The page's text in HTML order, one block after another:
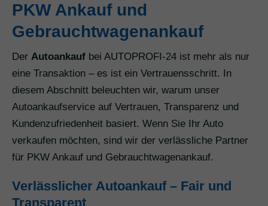
PKW Ankauf und
Gebrauchtwagenankauf
Der Autoankauf bei AUTOPROFI-24 ist mehr als nur
eine Transaktion – es ist ein Vertrauensschritt. In
diesem Abschnitt beleuchten wir, warum unser
Autoankaufservice auf Vertrauen, Transparenz und
Kundenzufriedenheit basiert. Wenn Sie Ihr Auto
verkaufen möchten, sind wir der verlässliche Partner
für PKW Ankauf und Gebrauchtwagenankauf.
Verlässlicher Autoankauf – Fair und
Transparent